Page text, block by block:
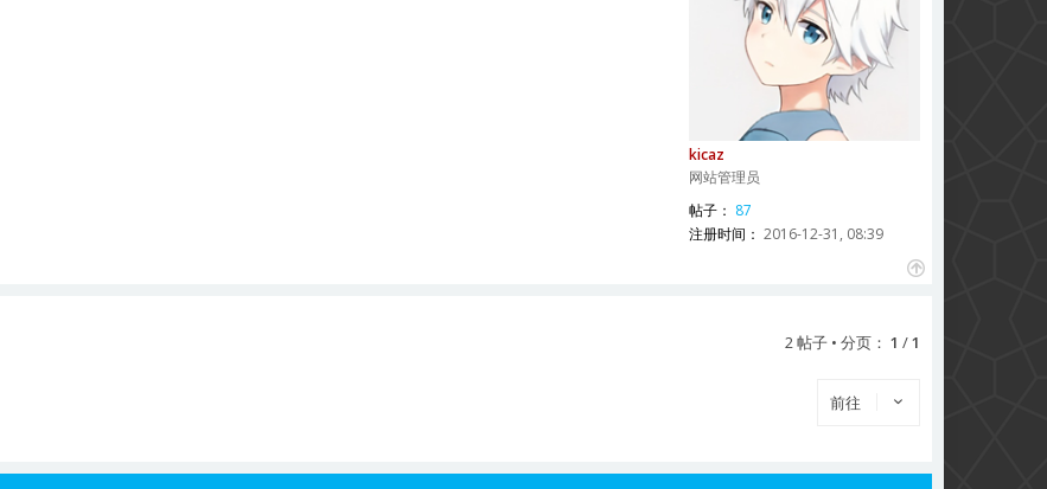
kicaz
网站管理员
帖子： 87
注册时间： 2016-12-31, 08:39
2 帖子 • 分页： 1 /1
前往